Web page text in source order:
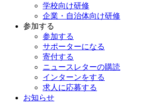
学校向け研修
企業・自治体向け研修
参加する
参加する
サポーターになる
寄付する
ニュースレターの購読
インターンをする
求人に応募する
お知らせ